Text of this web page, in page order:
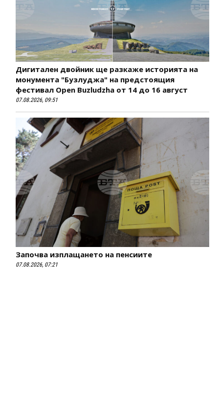
Дигитален двойник ще разкаже историята на
монумента "Бузлуджа" на предстоящия
фестивал Open Buzludzha от 14 до 16 август
07.08.2026, 09:51
Започва изплащането на пенсиите
07.08.2026, 07:21